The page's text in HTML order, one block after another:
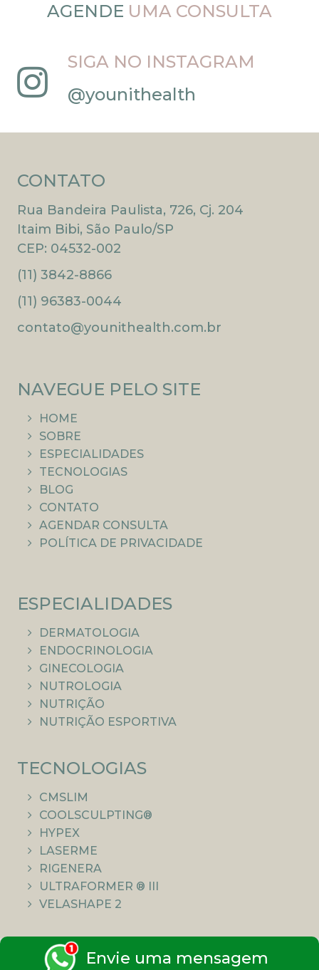
Envie uma mensagem
AGENDE UMA CONSULTA
SIGA NO INSTAGRAM
@younithealth
CONTATO
Rua Bandeira Paulista, 726, Cj. 204
Itaim Bibi, São Paulo/SP
CEP: 04532-002
(11) 3842-8866
(11) 96383-0044
contato@younithealth.com.br
NAVEGUE PELO SITE
HOME
SOBRE
ESPECIALIDADES
TECNOLOGIAS
BLOG
CONTATO
AGENDAR CONSULTA
POLÍTICA DE PRIVACIDADE
ESPECIALIDADES
DERMATOLOGIA
ENDOCRINOLOGIA
GINECOLOGIA
NUTROLOGIA
NUTRIÇÃO
NUTRIÇÃO ESPORTIVA
TECNOLOGIAS
CMSLIM
COOLSCULPTING®
HYPEX
LASERME
RIGENERA
ULTRAFORMER ® III
VELASHAPE 2
Todas as informações aqui publicadas têm cunho